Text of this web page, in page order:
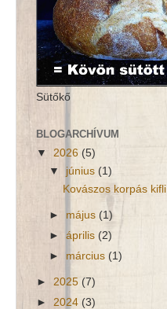
Sütőkő
BLOGARCHÍVUM
▼ 2026 (5)
▼ június (1)
Kovászos korpás kifli
► május (1)
►április (2)
► március (1)
► 2025 (7)
► 2024 (3)